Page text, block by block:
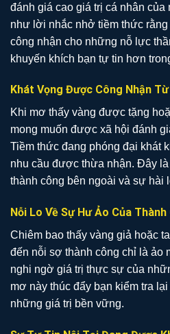
đánh giá cao giá trị cá nhân
như lời nhắc nhở tiềm thức
công nhận cho những nỗ lực
khuyến khích bạn tự tin hơn
Khát Vọng Được Công Nhận Từ
Khi mơ thấy vàng được tặng
mong muốn được xã hội đánh
Tiềm thức đang phóng đại khát
nhu cầu được thừa nhận. Đây
thành công bên ngoài và sự hài
Nỗi Lo Về Sự Hư Ảo Của Thành
Chiêm bao thấy vàng giả hoặc
đến nỗi sợ thành công chỉ là ảo
nghi ngờ giá trị thực sự của
mơ này thúc đẩy bạn kiểm tra
những giá trị bền vững.